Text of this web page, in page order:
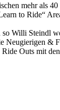
mehr als
to Ride“
Willi
Outs mit